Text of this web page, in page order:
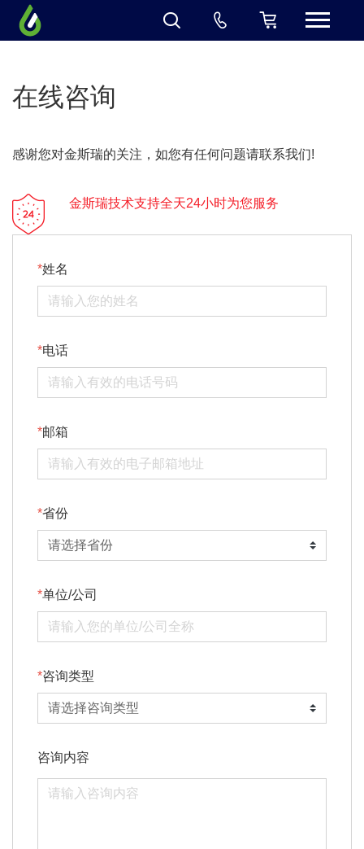
在线咨询
感谢您对金斯瑞的关注，如您有任何问题请联系我们!
金斯瑞技术支持全天24小时为您服务
姓名
电话
邮箱
省份
单位/公司
咨询类型
咨询内容